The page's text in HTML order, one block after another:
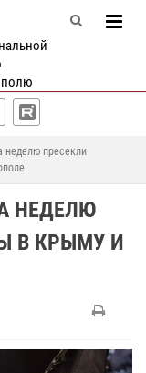
неделю пресекли
НЕДЕЛЮ
В КРЫМУ И